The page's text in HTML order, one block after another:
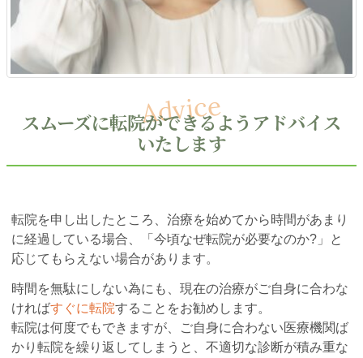
スムーズに転院ができるようアドバイス
いたします
転院を申し出したところ、治療を始めてから時間があまり
に経過している場合、「今頃なぜ転院が必要なのか?」と
応じてもらえない場合があります。
時間を無駄にしない為にも、現在の治療がご自身に合わな
ければすぐに転院することをお勧めします。
転院は何度でもできますが、ご自身に合わない医療機関ば
かり転院を繰り返してしまうと、不適切な診断が積み重な